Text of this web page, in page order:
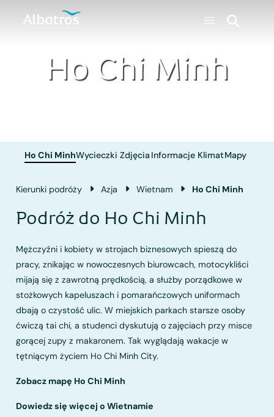
Ho Chi Minh
Ho Chi MinhWycieczki Zdjęcia Informacje KlimatMapy
Kierunki podróży Azja Wietnam Ho Chi Minh
Podróż do Ho Chi Minh
Mężczyźni i kobiety w strojach biznesowych spieszą do
pracy, znikając w nowoczesnych biurowcach, motocykliści
mijają się z zawrotną prędkością, a służby porządkowe w
stożkowych kapeluszach i pomarańczowych uniformach
dbają o czystość ulic. W miejskich parkach starsze osoby
ćwiczą tai chi, a studenci dyskutują o zajęciach przy misce
gorącej zupy z makaronem. Tak wyglądają wakacje w
tętniącym życiem Ho Chi Minh City.
Zobacz mapę Ho Chi Minh
Dowiedz się więcej o Wietnamie